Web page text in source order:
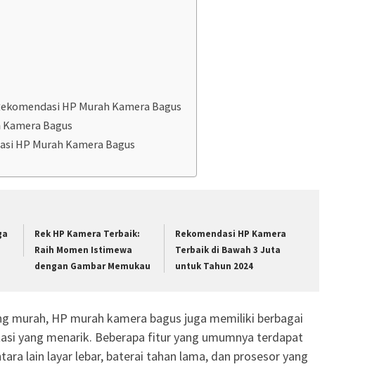
HP Murah Kamera Bagus
Bagus
HP Murah Kamera Bagus
Rek HP Kamera Terbaik:
Raih Momen Istimewa
dengan Gambar Memukau
Rekomendasi HP Kamera
Terbaik di Bawah 3 Juta
untuk Tahun 2024
murah, HP murah kamera bagus juga memiliki berbagai
yang menarik. Beberapa fitur yang umumnya terdapat
lain layar lebar, baterai tahan lama, dan prosesor yang